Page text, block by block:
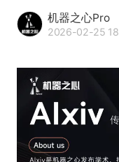
机器之心Pro
2026-02-25